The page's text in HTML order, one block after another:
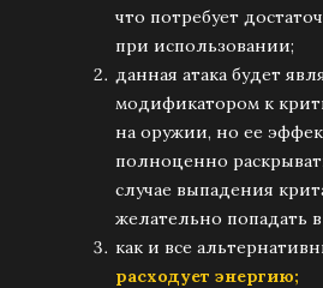
что потребует
при использовании;
данная атака будет
модификатором к
на оружии, но ее
полноценно
случае выпадения
желательно попадать в
как и все
расходует энергию;